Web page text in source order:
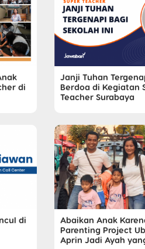
di
Janji Tuhan
Berdoa di Kegiatan
Teacher Surabaya
di
Abaikan Anak
Parenting Project
Aprin Jadi Ayah